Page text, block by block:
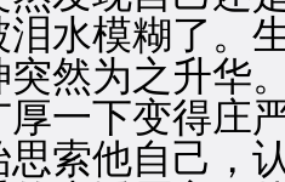
泪水模糊了。
突然为之升华
下变得庄严
思索他自己，